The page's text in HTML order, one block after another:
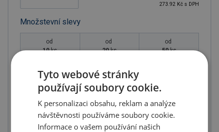
273.92 Kč s DPH
Množstevní slevy
od
10 ks
10.00%)
od
20 ks
(- 15.00%)
od
50 ks
od
100 ks
169.79 Kč
(-25.00%)
od
200 ks
158.47 Kč
(-30.00%)
Tyto webové stránky
používají soubory cookie.
K personalizaci obsahu, reklam a analýze
návštěvnosti používáme soubory cookie.
Informace o vašem používání našich